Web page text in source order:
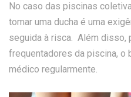
No caso das piscinas
tomar uma ducha é uma
seguida à risca. Além disso,
frequentadores da piscina, o
médico regularmente.